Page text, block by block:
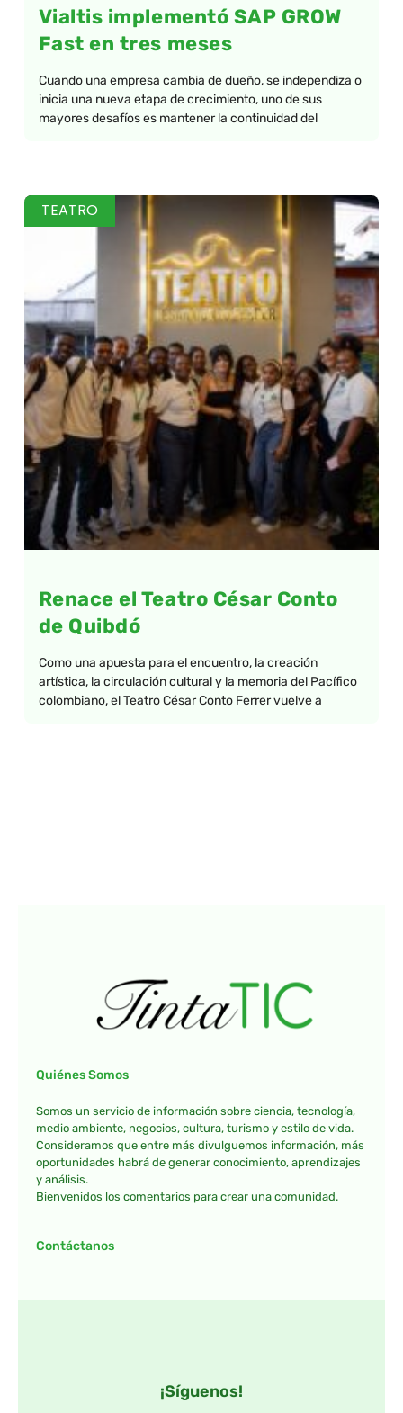
Vialtis implementó SAP GROW
Fast en tres meses
Cuando una empresa cambia de dueño, se independiza o
inicia una nueva etapa de crecimiento, uno de sus
mayores desafíos es mantener la continuidad del
TEATRO
Renace el Teatro César Conto
de Quibdó
Como una apuesta para el encuentro, la creación
artística, la circulación cultural y la memoria del Pacífico
colombiano, el Teatro César Conto Ferrer vuelve a
Quiénes Somos
Somos un servicio de información sobre ciencia, tecnología,
medio ambiente, negocios, cultura, turismo y estilo de vida.
Consideramos que entre más divulguemos información, más
oportunidades habrá de generar conocimiento, aprendizajes
y análisis.
Bienvenidos los comentarios para crear una comunidad.
Contáctanos
¡Síguenos!